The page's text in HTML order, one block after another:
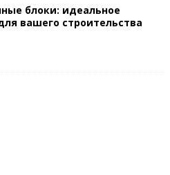
блоки: идеальное
вашего строительства